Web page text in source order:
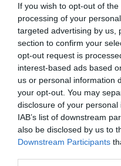
If you wish to opt-out of
processing of your
targeted advertising by us,
section to confirm your
opt-out request is
interest-based ads based
us or personal information
your opt-out. You may
disclosure of your
IAB’s list of downstream
also be disclosed by us to
Downstream Participants
Tos
Salud
27/
Perfil
dolor